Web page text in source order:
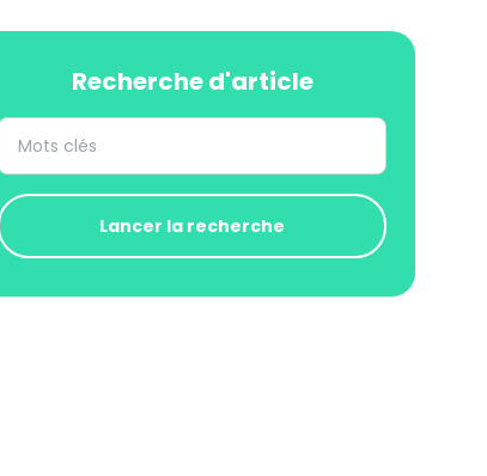
Recherche d'article
Lancer la recherche